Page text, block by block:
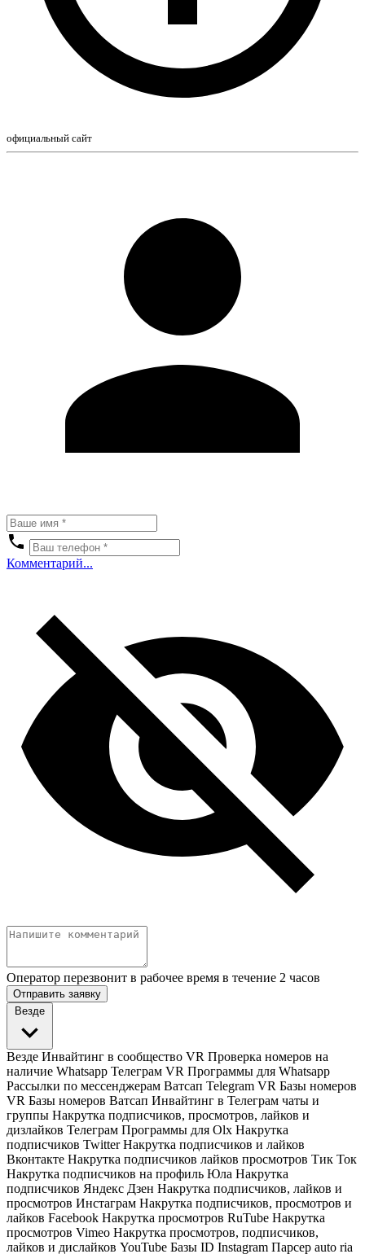
официальный сайт
Комментарий...
Оператор перезвонит в рабочее время в течение 2 часов
Отправить заявку
Везде
Везде Инвайтинг в сообщество VR Проверка номеров на
наличие Whatsapp Телеграм VR Программы для Whatsapp
Рассылки по мессенджерам Ватсап Telegram VR Базы номеров
VR Базы номеров Ватсап Инвайтинг в Телеграм чаты и
группы Накрутка подписчиков, просмотров, лайков и
дизлайков Телеграм Программы для Olx Накрутка
подписчиков Twitter Накрутка подписчиков и лайков
Вконтакте Накрутка подписчиков лайков просмотров Тик Ток
Накрутка подписчиков на профиль Юла Накрутка
подписчиков Яндекс Дзен Накрутка подписчиков, лайков и
просмотров Инстаграм Накрутка подписчиков, просмотров и
лайков Facebook Накрутка просмотров RuTube Накрутка
просмотров Vimeo Накрутка просмотров, подписчиков,
лайков и дислайков YouTube Базы ID Instagram Парсер auto ria